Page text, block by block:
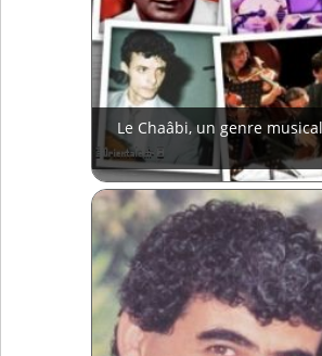
Le Chaâbi, un genre